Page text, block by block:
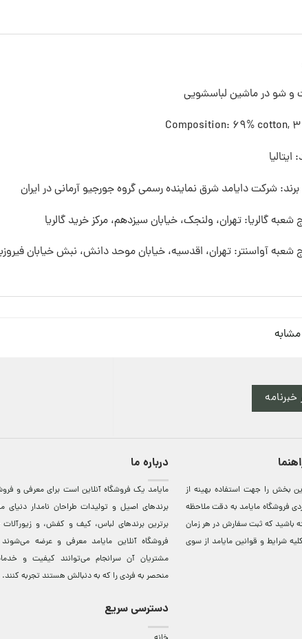
شو در ماشین لباسشویی
Composition: 69% cotton,
شرکت دایامد شرق نماینده رسمی گروه جورجیو آرمانی در ایران
گالریا: تهران، ولنجک، خیابان سیزدهم، مرکز خرید گالریا
شعبه آواسنتر: تهران، اقدسیه، خیابان موحد دانش، نبش خیابان
این بخش را جهت استفاده بهینه از
فروشگاه مایامد به دقت ملاحظه
باشید که ثبت سفارش در هر زمان
شرایط و قوانین مایامد از سوی
درباره ما
مایامد يک فروشگاه آنلاين است برای معرفی و
برندهای اصيل و توليدات طراحان نامدار دنيای
برترين‌ برندهای لباس، کيف و کفش، و زيورآلات
فروشگاه آنلاين مایامد معرفی و عرضه
مشتريان آن سرانجام می‌توانند کيفيت و
منحصر به فردی را که به دنبالش هستند تجربه کنند.
دسترسی سریع